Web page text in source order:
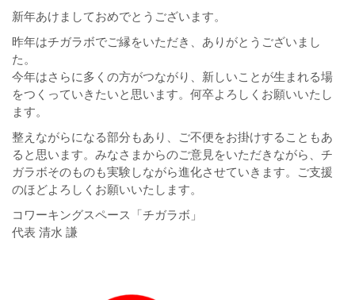
新年あけましておめでとうございます。
昨年はチガラボでご縁をいただき、ありがとうございまし
た。
今年はさらに多くの方がつながり、新しいことが生まれる場
をつくっていきたいと思います。何卒よろしくお願いいたし
ます。
整えながらになる部分もあり、ご不便をお掛けすることもあ
ると思います。みなさまからのご意見をいただきながら、チ
ガラボそのものも実験しながら進化させていきます。ご支援
のほどよろしくお願いいたします。
コワーキングスペース「チガラボ」
代表 清水 謙